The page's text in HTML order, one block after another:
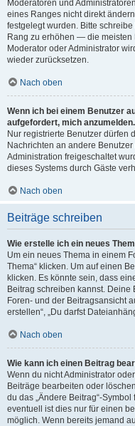
Moderatoren und
eines Ranges nicht direkt
festgelegt wurden. Bitte
Rang zu erhöhen — die meisten
Moderator oder Administrator
wieder zurücksetzen.
Nach oben
Wenn ich bei einem Benutzer
aufgefordert, mich anzumelden.
Nur registrierte Benutzer dürfen
Nachrichten an andere
Administration freigeschaltet
dieses Systems durch Gäste
Nach oben
Beiträge schreiben
Wie erstelle ich ein neues
Um ein neues Thema in einem
Thema“ klicken. Um auf einen
klicken. Es könnte sein, dass
Beitrag schreiben kannst.
Foren- und der Beitragsansicht
erstellen“, „Du darfst
Nach oben
Wie kann ich einen Beitrag
Wenn du nicht Administrator
Beiträge bearbeiten oder
du das „Ändere Beitrag“-
eventuell ist dies nur für einen
möglich. Wenn bereits jemand